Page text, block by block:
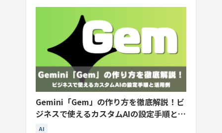
Gemini「Gem」の作り方を徹底解説！ビ
ジネスで使えるカスタムAIの設定手順と活
用例
AI